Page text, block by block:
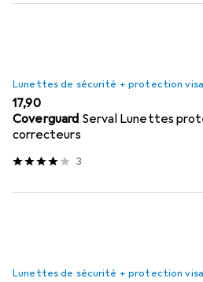
Lunettes de sécurité + protection
EUR
17,90
Coverguard Serval Lunettes
correcteurs
3
Lunettes de sécurité + protection